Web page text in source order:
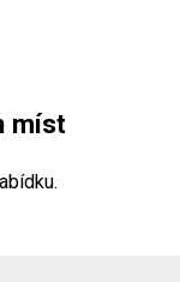
míst